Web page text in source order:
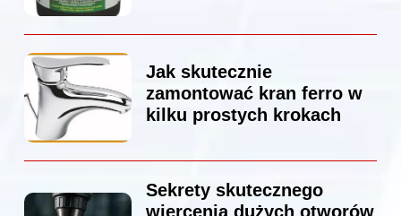
Jak skutecznie
zamontować kran ferro w
kilku prostych krokach
Sekrety skutecznego
wiercenia dużych otworów